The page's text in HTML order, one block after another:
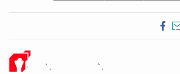
Ý KIẾN CỦA BẠN